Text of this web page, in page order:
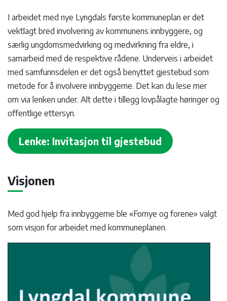
I arbeidet med nye Lyngdals første kommuneplan er det
vektlagt bred involvering av kommunens innbyggere, og
særlig ungdomsmedvirking og medvirkning fra eldre, i
samarbeid med de respektive rådene. Underveis i arbeidet
med samfunnsdelen er det også benyttet gjestebud som
metode for å involvere innbyggerne. Det kan du lese mer
om via lenken under. Alt dette i tillegg lovpålagte høringer og
offentlige ettersyn.
Lenke: Invitasjon til gjestebud
Visjonen
Med god hjelp fra innbyggerne ble «Fornye og forene» valgt
som visjon for arbeidet med kommuneplanen.